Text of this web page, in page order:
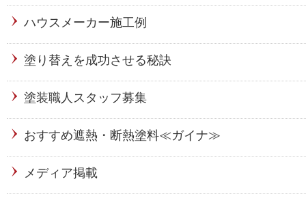
ハウスメーカー施工例
塗り替えを成功させる秘訣
塗装職人スタッフ募集
おすすめ遮熱・断熱塗料≪ガイナ≫
メディア掲載